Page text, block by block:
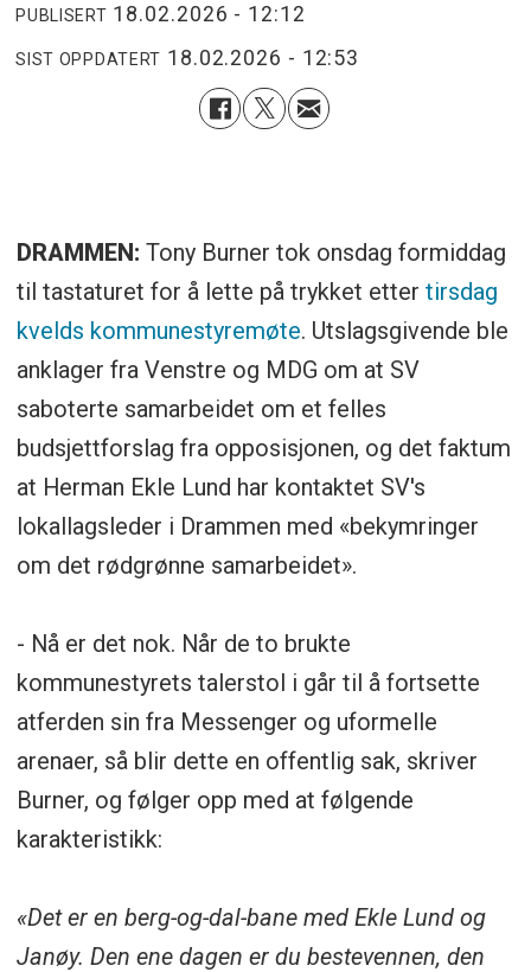
PUBLISERT 18.02.2026 - 12:12
SIST OPPDATERT 18.02.2026 - 12:53
DRAMMEN: Tony Burner tok onsdag formiddag
til tastaturet for å lette på trykket etter tirsdag
kvelds kommunestyremøte. Utslagsgivende ble
anklager fra Venstre og MDG om at SV
saboterte samarbeidet om et felles
budsjettforslag fra opposisjonen, og det faktum
at Herman Ekle Lund har kontaktet SV's
lokallagsleder i Drammen med «bekymringer
om det rødgrønne samarbeidet».
- Nå er det nok. Når de to brukte
kommunestyrets talerstol i går til å fortsette
atferden sin fra Messenger og uformelle
arenaer, så blir dette en offentlig sak, skriver
Burner, og følger opp med at følgende
karakteristikk:
«Det er en berg-og-dal-bane med Ekle Lund og
Janøy. Den ene dagen er du bestevennen, den